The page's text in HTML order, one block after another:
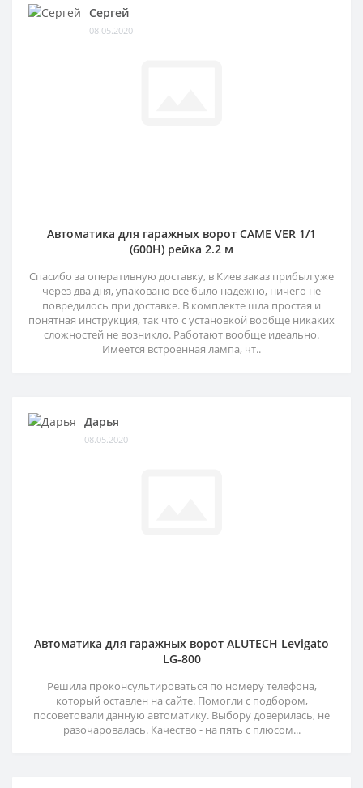
Сергей
08.05.2020
Автоматика для гаражных ворот CAME VER 1/1
(600H) рейка 2.2 м
Спасибо за оперативную доставку, в Киев заказ прибыл уже
через два дня, упаковано все было надежно, ничего не
повредилось при доставке. В комплекте шла простая и
понятная инструкция, так что с установкой вообще никаких
сложностей не возникло. Работают вообще идеально.
Имеется встроенная лампа, чт..
Дарья
08.05.2020
Автоматика для гаражных ворот ALUTECH Levigato
LG-800
Решила проконсультироваться по номеру телефона,
который оставлен на сайте. Помогли с подбором,
посоветовали данную автоматику. Выбору доверилась, не
разочаровалась. Качество - на пять с плюсом...